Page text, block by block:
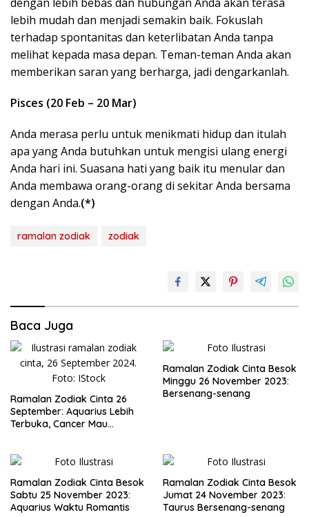
lebih mudah dan menjadi semakin baik. Fokuslah
terhadap spontanitas dan keterlibatan Anda tanpa
melihat kepada masa depan. Teman-teman Anda akan
memberikan saran yang berharga, jadi dengarkanlah.
Pisces (20 Feb – 20 Mar)
Anda merasa perlu untuk menikmati hidup dan itulah
apa yang Anda butuhkan untuk mengisi ulang energi
Anda hari ini. Suasana hati yang baik itu menular dan
Anda membawa orang-orang di sekitar Anda bersama
dengan Anda.(*)
ramalan zodiak zodiak
Baca Juga
Ramalan Zodiak Cinta 26
September: Aquarius Lebih
Terbuka, Cancer Mau
Ramalan Zodiak Cinta Besok
Minggu 26 November 2023:
Bersenang-senang
Ramalan Zodiak Cinta Besok
Sabtu 25 November 2023:
Aquarius Waktu Romantis
Ramalan Zodiak Cinta Besok
Jumat 24 November 2023:
Taurus Bersenang-senang